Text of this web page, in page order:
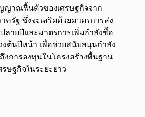
ญาณฟื้นตัวของเศรษฐกิจจาก
ครัฐ ซึ่งจะเสริมด้วยมาตรการส่ง
ลายปีและมาตรการเพิ่มกำลังซื้อ
งต้นปีหน้า เพื่อช่วยสนับสนุนกำลัง
งการลงทุนในโครงสร้างพื้นฐาน
ษฐกิจในระยะยาว